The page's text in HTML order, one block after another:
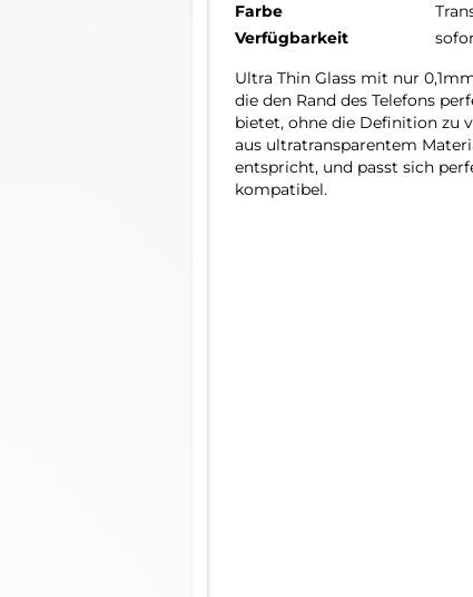
Farbe
Verfügbarkeit
Ultra Thin Glass mit nur
die den Rand des Telefons
bietet, ohne die Definition zu
aus ultratransparentem
entspricht, und passt sich
kompatibel.